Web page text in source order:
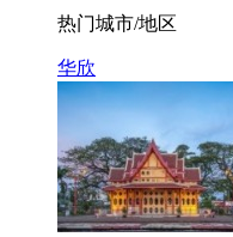
热门城市/地区
华欣